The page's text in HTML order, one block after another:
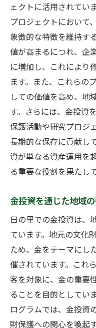
ェクトに活用されてい
プロジェクトにおいて
象徴的な特徴を維持す
値が高まるにつれ、企
に増加し、これにより
ます。また、これらの
しての価値を高め、地
す。さらには、金投資
保護活動や研究プロジ
長期的な保存に貢献し
資が単なる資産運用を
る重要な役割を果たし
金投資を通じた地域
日の里での金投資は、
ています。地元の文化
ため、金をテーマにし
催されています。これ
客を対象に、金の重要
ることを目的としてい
ログラムでは、金投資
財保護への関心を喚起